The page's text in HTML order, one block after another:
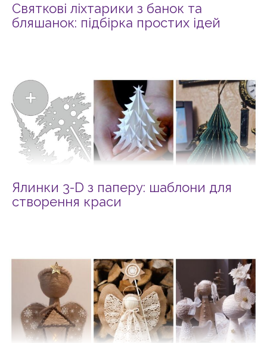
Святкові ліхтарики з банок та
бляшанок: підбірка простих ідей
Ялинки 3-D з паперу: шаблони для
створення краси